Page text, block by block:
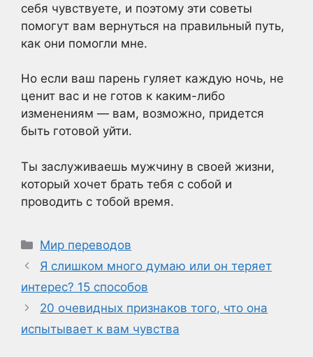
себя чувствуете, и поэтому эти советы
помогут вам вернуться на правильный путь,
как они помогли мне.
Но если ваш парень гуляет каждую ночь, не
ценит вас и не готов к каким-либо
изменениям — вам, возможно, придется
быть готовой уйти.
Ты заслуживаешь мужчину в своей жизни,
который хочет брать тебя с собой и
проводить с тобой время.
Рубрики
Мир переводов
Я слишком много думаю или он теряет
интерес? 15 способов
20 очевидных признаков того, что она
испытывает к вам чувства